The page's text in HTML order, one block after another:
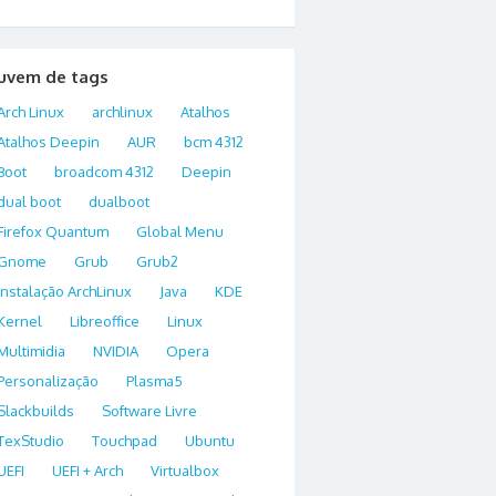
de tags
Linux archlinux
Atalhos
Deepin
AUR
bcm 4312
broadcom 4312
Deepin
boot
dualboot
Quantum
Global Menu
Grub
Grub2
ArchLinux
Java
KDE
Libreoffice
Linux
NVIDIA
Opera
Plasma5
Software Livre
Touchpad
Ubuntu
UEFI + Arch
Virtualbox